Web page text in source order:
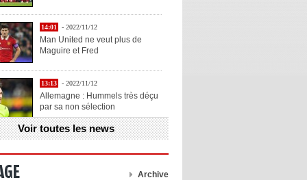
14:01 - 2022/11/12
Man United ne veut plus de
Maguire et Fred
13:13 - 2022/11/12
Allemagne : Hummels très déçu
par sa non sélection
13:11 - 2022/11/12
Henry explique la chose qu'il
Voir toutes les news
Archive